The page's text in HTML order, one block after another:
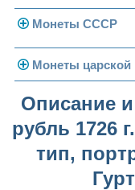
Современная
Монеты 1991-1993
Монеты СССР
Погодовка СССР
Монеты 1958 года
Золотые
Памятные и
Монеты царской
Николай II (1894-
Золото
Серебро
Александр III
Золото
Александр II
Описание
рубль 1726
тип,